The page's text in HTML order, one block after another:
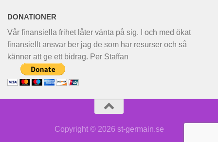
DONATIONER
Vår finansiella frihet låter vänta på sig. I och med ökat
finansiellt ansvar ber jag de som har resurser och så
känner att ge ett bidrag. Per Staffan
Copyright © 2026 st-germain.se